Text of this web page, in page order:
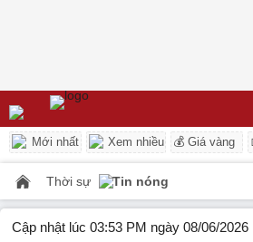
Mới nhất Xem nhiều 💰 Giá vàng
Thời sự Tin nóng
Cập nhật lúc 03:53 PM ngày 08/06/2026